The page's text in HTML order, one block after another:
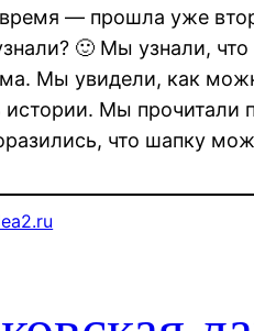
— прошла уже
🙂 Мы узнали,
Мы увидели, как
истории. Мы прочитали
что шапку